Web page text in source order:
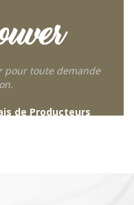
pour toute demande
de Producteurs